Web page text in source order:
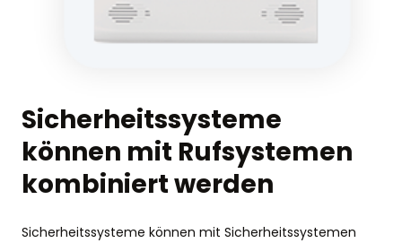
Sicherheitssysteme
können mit Rufsystemen
kombiniert werden
Sicherheitssysteme können mit Sicherheitssystemen